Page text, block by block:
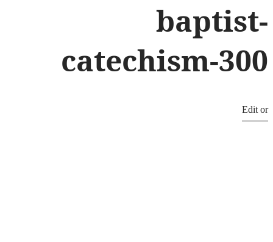
baptist-
catechism-300
Edit or